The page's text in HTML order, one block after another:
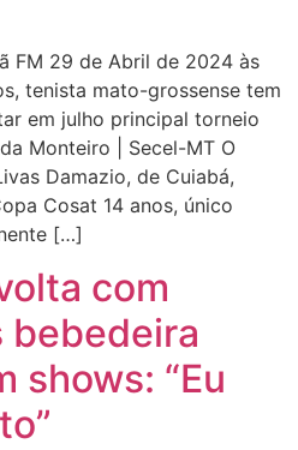
FM 29 de Abril de 2024 às
tenista mato-grossense tem
em julho principal torneio
Monteiro | Secel-MT O
Damazio, de Cuiabá,
Cosat 14 anos, único
[…]
com
bebedeira
shows: “Eu